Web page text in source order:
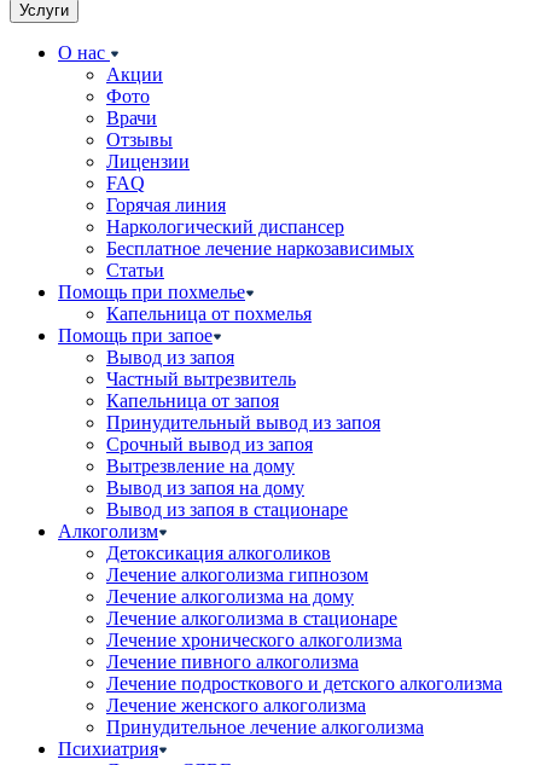
Услуги
О нас
Акции
Фото
Врачи
Отзывы
Лицензии
FAQ
Горячая линия
Наркологический диспансер
Бесплатное лечение наркозависимых
Статьи
Помощь при похмелье
Капельница от похмелья
Помощь при запое
Вывод из запоя
Частный вытрезвитель
Капельница от запоя
Принудительный вывод из запоя
Срочный вывод из запоя
Вытрезвление на дому
Вывод из запоя на дому
Вывод из запоя в стационаре
Алкоголизм
Детоксикация алкоголиков
Лечение алкоголизма гипнозом
Лечение алкоголизма на дому
Лечение алкоголизма в стационаре
Лечение хронического алкоголизма
Лечение пивного алкоголизма
Лечение подросткового и детского алкоголизма
Лечение женского алкоголизма
Принудительное лечение алкоголизма
Психиатрия